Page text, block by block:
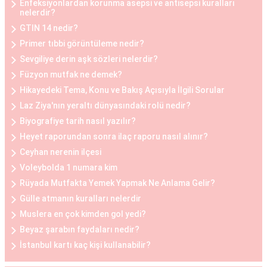
kalitesini artırmak isteyen kadınlar arasında
Göğüs Küçültme ve Büyütme Öncesi ve Sonrası
Göğüs estetiği operasyonları öncesinde ve
sonrasında belirli adımlar takip edilir. Operasyon
öncesinde, hasta ile detaylı bir görüşme yapılır,
beklentiler belirlenir ve uygun bir planlama yapılır.
Operasyon sonrasında ise hasta, iyileşme
sürecine uygun olarak belirli bir süre doktorun
önerdiği yönergeleri takip etmelidir. Her iki
durumda da hasta, cerrahi müdahalenin etkilerini
tam olarak deneyimleyebilmesi için doktorun
önerilerine uymalıdır.
Göğüs Estetiği Ne Kadar?
Göğüs estetiği fiyatları, çeşitli faktörlere bağlı
Enfeksiyonlardan korunma asepsi ve antisepsi kuralları
nelerdir?
GTIN 14 nedir?
Primer tıbbi görüntüleme nedir?
Sevgiliye derin aşk sözleri nelerdir?
Füzyon mutfak ne demek?
Hikayedeki Tema, Konu ve Bakış Açısıyla İlgili Sorular
Laz Ziya'nın yeraltı dünyasındaki rolü nedir?
Biyografiye tarih nasıl yazılır?
Heyet raporundan sonra ilaç raporu nasıl alınır?
Ceyhan nerenin ilçesi
Voleybolda 1 numara kim
Rüyada Mutfakta Yemek Yapmak Ne Anlama Gelir?
Gülle atmanın kuralları nelerdir
Muslera en çok kimden gol yedi?
Beyaz şarabın faydaları nedir?
İstanbul kartı kaç kişi kullanabilir?